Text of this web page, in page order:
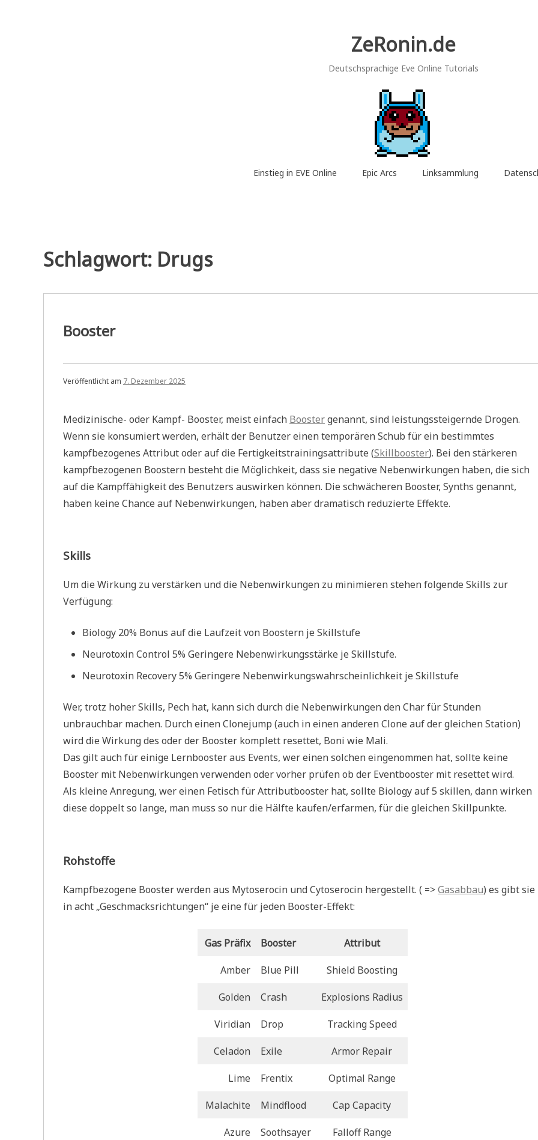
ZeRonin.de
Deutschsprachige Eve Online Tutorials
Einstieg in EVE Online Epic Arcs Linksammlung
Schlagwort: Drugs
Booster
Veröffentlicht am 7. Dezember 2025
Medizinische- oder Kampf- Booster, meist einfach Boostergenannt, sind leistungssteigernde Drogen.
Wenn sie konsumiert werden, erhält der Benutzer einen temporären Schub für ein bestimmtes
kampfbezogenes Attribut oder auf die Fertigkeitstrainingsattribute (Skillbooster). Bei den stärkeren
kampfbezogenen Boostern besteht die Möglichkeit, dass sie negative Nebenwirkungen haben, die sich
auf die Kampffähigkeit des Benutzers auswirken können. Die schwächeren Booster, Synths genannt,
haben keine Chance auf Nebenwirkungen, haben aber dramatisch reduzierte Effekte.
Skills
Um die Wirkung zu verstärken und die Nebenwirkungen zu minimieren stehen folgende Skills zur
Verfügung:
Biology 20% Bonus auf die Laufzeit von Boostern je Skillstufe
Neurotoxin Control 5% Geringere Nebenwirkungsstärke je Skillstufe.
Neurotoxin Recovery 5% Geringere Nebenwirkungswahrscheinlichkeit je Skillstufe
Wer, trotz hoher Skills, Pech hat, kann sich durch die Nebenwirkungen den Char für Stunden
unbrauchbar machen. Durch einen Clonejump (auch in einen anderen Clone auf der gleichen Station)
wird die Wirkung des oder der Booster komplett resettet, Boni wie Mali.
Das gilt auch für einige Lernbooster aus Events, wer einen solchen eingenommen hat, sollte keine
Booster mit Nebenwirkungen verwenden oder vorher prüfen ob der Eventbooster mit resettet wird.
Als kleine Anregung, wer einen Fetisch für Attributbooster hat, sollte Biology auf 5 skillen, dann wirken
diese doppelt so lange, man muss so nur die Hälfte kaufen/erfarmen, für die gleichen Skillpunkte.
Rohstoffe
Kampfbezogene Booster werden aus Mytoserocin und Cytoserocin hergestellt. ( =>Gasabbau) es gibt sie
in acht „Geschmacksrichtungen“ je eine für jeden Booster-Effekt:
Gas Präfix Booster Attribut
Amber Blue Pill Shield Boosting
Golden Crash Explosions Radius
Viridian Drop Tracking Speed
Celadon Exile Armor Repair
Lime Frentix Optimal Range
Malachite Mindflood Cap Capacity
Azure Soothsayer Falloff Range